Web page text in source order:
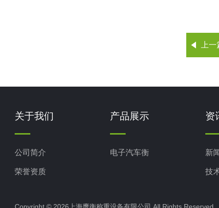
上
关于我们
公司简介
荣誉资质
产品展示
电子汽车衡
资
新
技